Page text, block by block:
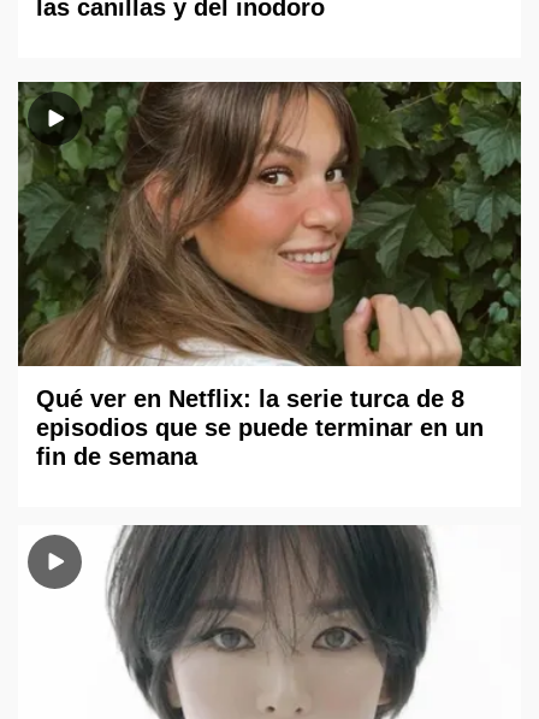
las canillas y del inodoro
Qué ver en Netflix: la serie turca de 8
episodios que se puede terminar en un
fin de semana